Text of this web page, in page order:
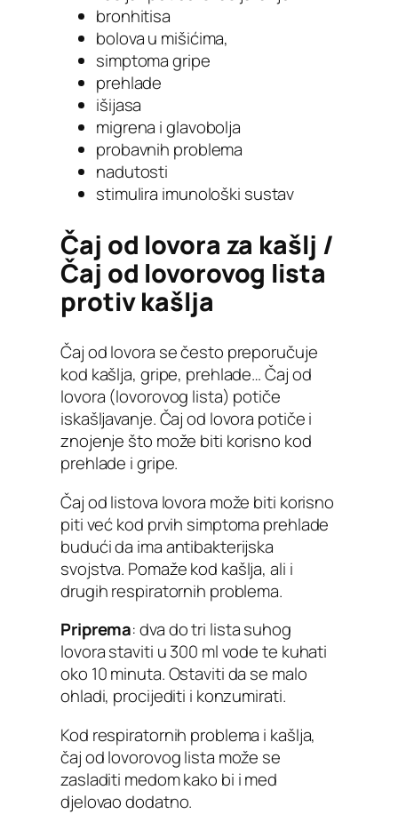
bronhitisa
bolova u mišićima,
simptoma gripe
prehlade
išijasa
migrena i glavobolja
probavnih problema
nadutosti
stimulira imunološki sustav
Čaj od lovora za kašlj /
Čaj od lovorovog lista
protiv kašlja
Čaj od lovora se često preporučuje
kod kašlja, gripe, prehlade… Čaj od
lovora (lovorovog lista) potiče
iskašljavanje. Čaj od lovora potiče i
znojenje što može biti korisno kod
prehlade i gripe.
Čaj od listova lovora može biti korisno
piti već kod prvih simptoma prehlade
budući da ima antibakterijska
svojstva. Pomaže kod kašlja, ali i
drugih respiratornih problema.
Priprema: dva do tri lista suhog
lovora staviti u 300 ml vode te kuhati
oko 10 minuta. Ostaviti da se malo
ohladi, procijediti i konzumirati.
Kod respiratornih problema i kašlja,
čaj od lovorovog lista može se
zasladiti medom kako bi i med
djelovao dodatno.